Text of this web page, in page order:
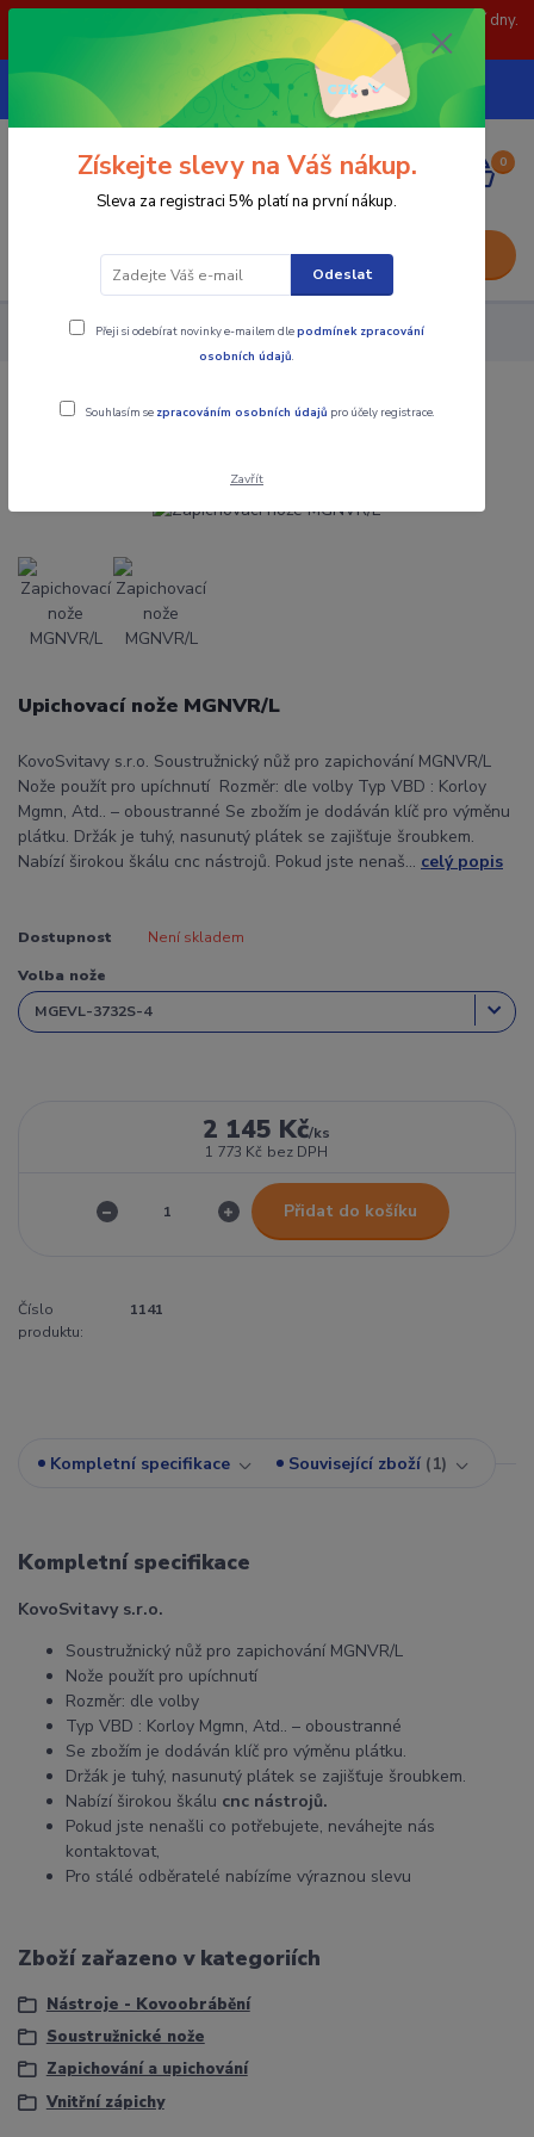
POZOR: 31.7 , 3.8 a 5.8- zavřeno. objednávky odešleme následující dny.
Děkujeme za pochopení.
CZK
739252246
(Po-Pá, 8-15 hod.)
0
0,00 Kč
Nástroje - Kovoobrábění Zapichovací nože MGNVR/L
Zapichovací nože MGNVR/L
Upichovací nože MGNVR/L
KovoSvitavy s.r.o. Soustružnický nůž pro zapichování MGNVR/L
Nože použít pro upíchnutí Rozměr: dle volby Typ VBD : Korloy
Mgmn, Atd.. – oboustranné Se zbožím je dodáván klíč pro výměnu
plátku. Držák je tuhý, nasunutý plátek se zajišťuje šroubkem.
Nabízí širokou škálu cnc nástrojů. Pokud jste nenaš... celý popis
Dostupnost Není skladem
Volba nože
2 145 Kč/ks
1 773 Kč bez DPH
Přidat do košíku
Číslo
produktu:
1141
Kompletní specifikace Související zboží 1
Kompletní specifikace
KovoSvitavy s.r.o.
Soustružnický nůž pro zapichování MGNVR/L
Nože použít pro upíchnutí
Rozměr: dle volby
Typ VBD : Korloy Mgmn, Atd.. – oboustranné
Se zbožím je dodáván klíč pro výměnu plátku.
Držák je tuhý, nasunutý plátek se zajišťuje šroubkem.
Nabízí širokou škálu cnc nástrojů.
Pokud jste nenašli co potřebujete, neváhejte nás
kontaktovat,
Pro stálé odběratelé nabízíme výraznou slevu
Zboží zařazeno v kategoriích
Nástroje - Kovoobrábění
Soustružnické nože
Zapichování a upichování
Vnitřní zápichy
Získejte slevy na Váš nákup.
Sleva za registraci 5% platí na první nákup.
Odeslat
Přeji si odebírat novinky e-mailem dlepodmínek zpracování
osobních údajů.
Souhlasím se zpracováním osobních údajů pro účely registrace.
Zavřít